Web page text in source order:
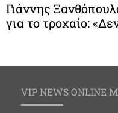
Γιάννης
για το τροχαίο:
VIP NEWS ONLINE